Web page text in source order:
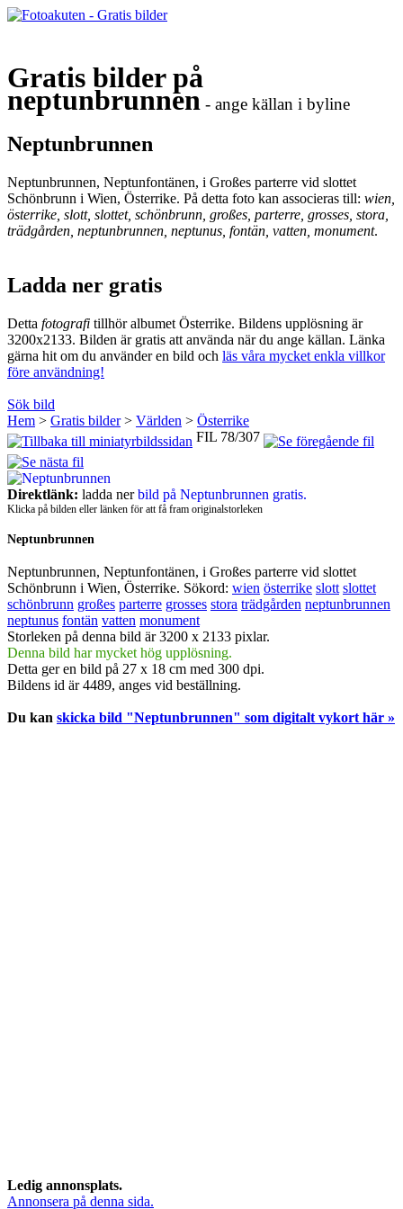
Gratis bilder på
neptunbrunnen - ange källan i byline
Neptunbrunnen
Neptunbrunnen, Neptunfontänen, i Großes parterre vid slottet
Schönbrunn i Wien, Österrike. På detta foto kan associeras till: wien,
österrike, slott, slottet, schönbrunn, großes, parterre, grosses, stora,
trädgården, neptunbrunnen, neptunus, fontän, vatten, monument.
Ladda ner gratis
Detta fotografi tillhör albumet Österrike. Bildens upplösning är
3200x2133. Bilden är gratis att använda när du ange källan. Länka
gärna hit om du använder en bild och läs våra mycket enkla villkor
före användning!
Sök bild
Hem > Gratis bilder> Världen > Österrike
FIL 78/307
Direktlänk: ladda nerbild på Neptunbrunnen gratis.
Klicka på bilden eller länken för att få fram originalstorleken
Neptunbrunnen
Neptunbrunnen, Neptunfontänen, i Großes parterre vid slottet
Schönbrunn i Wien, Österrike. Sökord: wien österrike slott slottet
schönbrunn großes parterre grosses stora trädgården neptunbrunnen
neptunus fontän vatten monument
Storleken på denna bild är 3200 x 2133 pixlar.
Denna bild har mycket hög upplösning.
Detta ger en bild på 27 x 18 cm med 300 dpi.
Bildens id är 4489, anges vid beställning.
Du kan skicka bild "Neptunbrunnen" som digitalt vykort här »
Ledig annonsplats.
Annonsera på denna sida.